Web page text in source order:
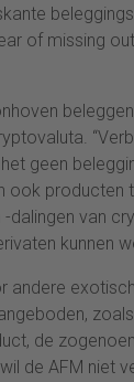
of missing
geen
ook
-dalingen van
kunnen
andere
de
de AFM niet